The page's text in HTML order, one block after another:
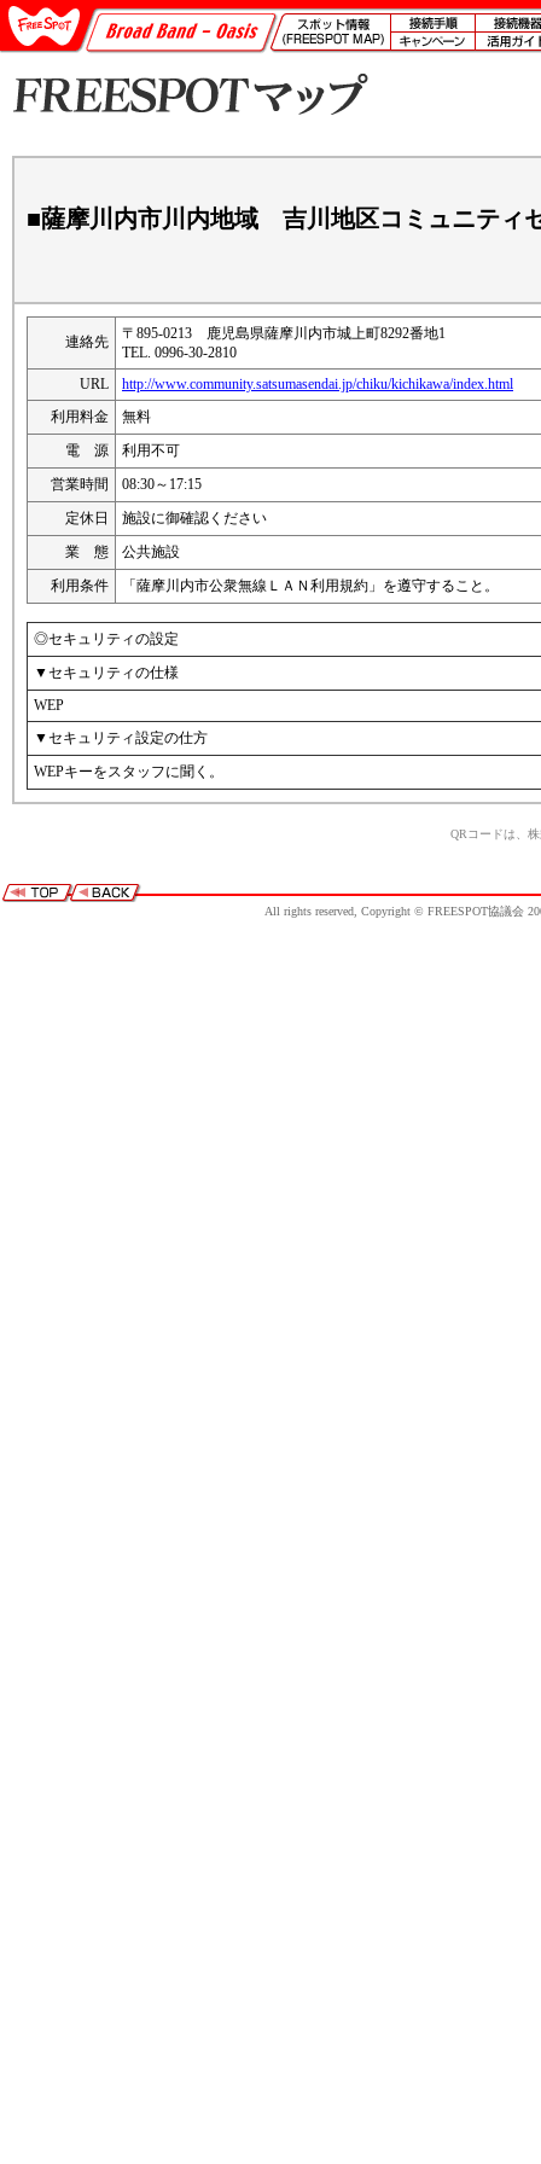
■薩摩川内市川内地域 吉川地区コミュニティ
連絡先
〒895-0213 鹿児島県薩摩川内市城上町8292番地1
TEL. 0996-30-2810
URL
http://www.community.satsumasendai.jp/chiku/kichikawa/index.html
利用料金
無料
電 源
利用不可
営業時間
08:30～17:15
定休日
施設に御確認ください
業 態
公共施設
利用条件
「薩摩川内市公衆無線ＬＡＮ利用規約」を遵守すること。
◎セキュリティの設定
▼セキュリティの仕様
WEP
▼セキュリティ設定の仕方
WEPキーをスタッフに聞く。
QRコードは、
All rights reserved, Copyright © FREESPOT協議会